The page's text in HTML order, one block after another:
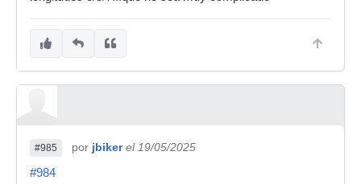
#985 por jbiker el 19/05/2025
#984